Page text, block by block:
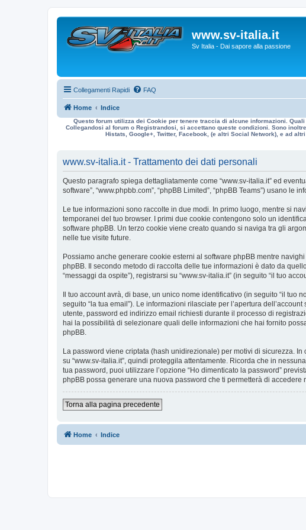
www.sv-italia.it
Sv Italia - Dai sapore alla passione
Collegamenti Rapidi FAQ
Home Indice
Questo forum utilizza dei Cookie per tenere traccia di alcune informazioni.
Collegandosi al forum o Registrandosi, si accettano queste condizioni. Sono
Histats, Google+, Twitter, Facebook, (e altri Social Network), e ad
www.sv-italia.it - Trattamento dei dati personali
Questo paragrafo spiega dettagliatamente come “www.sv-italia.it” ed
software”, “www.phpbb.com”, “phpBB Limited”, “phpBB Teams”) usano
Le tue informazioni sono raccolte in due modi. In primo luogo, mentre si
temporanei del tuo browser. I primi due cookie contengono solo un
software phpBB. Un terzo cookie viene creato quando si naviga tra gli
nelle tue visite future.
Possiamo anche generare cookie esterni al software phpBB mentre
phpBB. Il secondo metodo di raccolta delle tue informazioni è dato da
“messaggi da ospite”), registrarsi su “www.sv-italia.it” (in seguito “il tuo
Il tuo account avrà, di base, un unico nome identificativo (in seguito “il
seguito “la tua email”). Le informazioni rilasciate per l’apertura
utente, password ed indirizzo email richiesti durante il processo di
hai la possibilità di selezionare quali delle informazioni che hai fornito
phpBB.
La password viene criptata (hash unidirezionale) per motivi di sicurezza.
su “www.sv-italia.it”, quindi proteggila attentamente. Ricorda che in
tua password, puoi utilizzare l’opzione “Ho dimenticato la password”
phpBB possa generare una nuova password che ti permetterà di accedere
Torna alla pagina precedente
Home Indice